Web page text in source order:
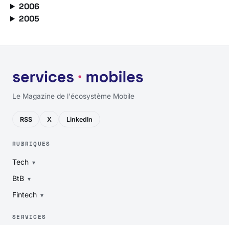
2006
2005
Le Magazine de l'écosystème Mobile
RSS X LinkedIn
RUBRIQUES
Tech
BtB
Fintech
SERVICES